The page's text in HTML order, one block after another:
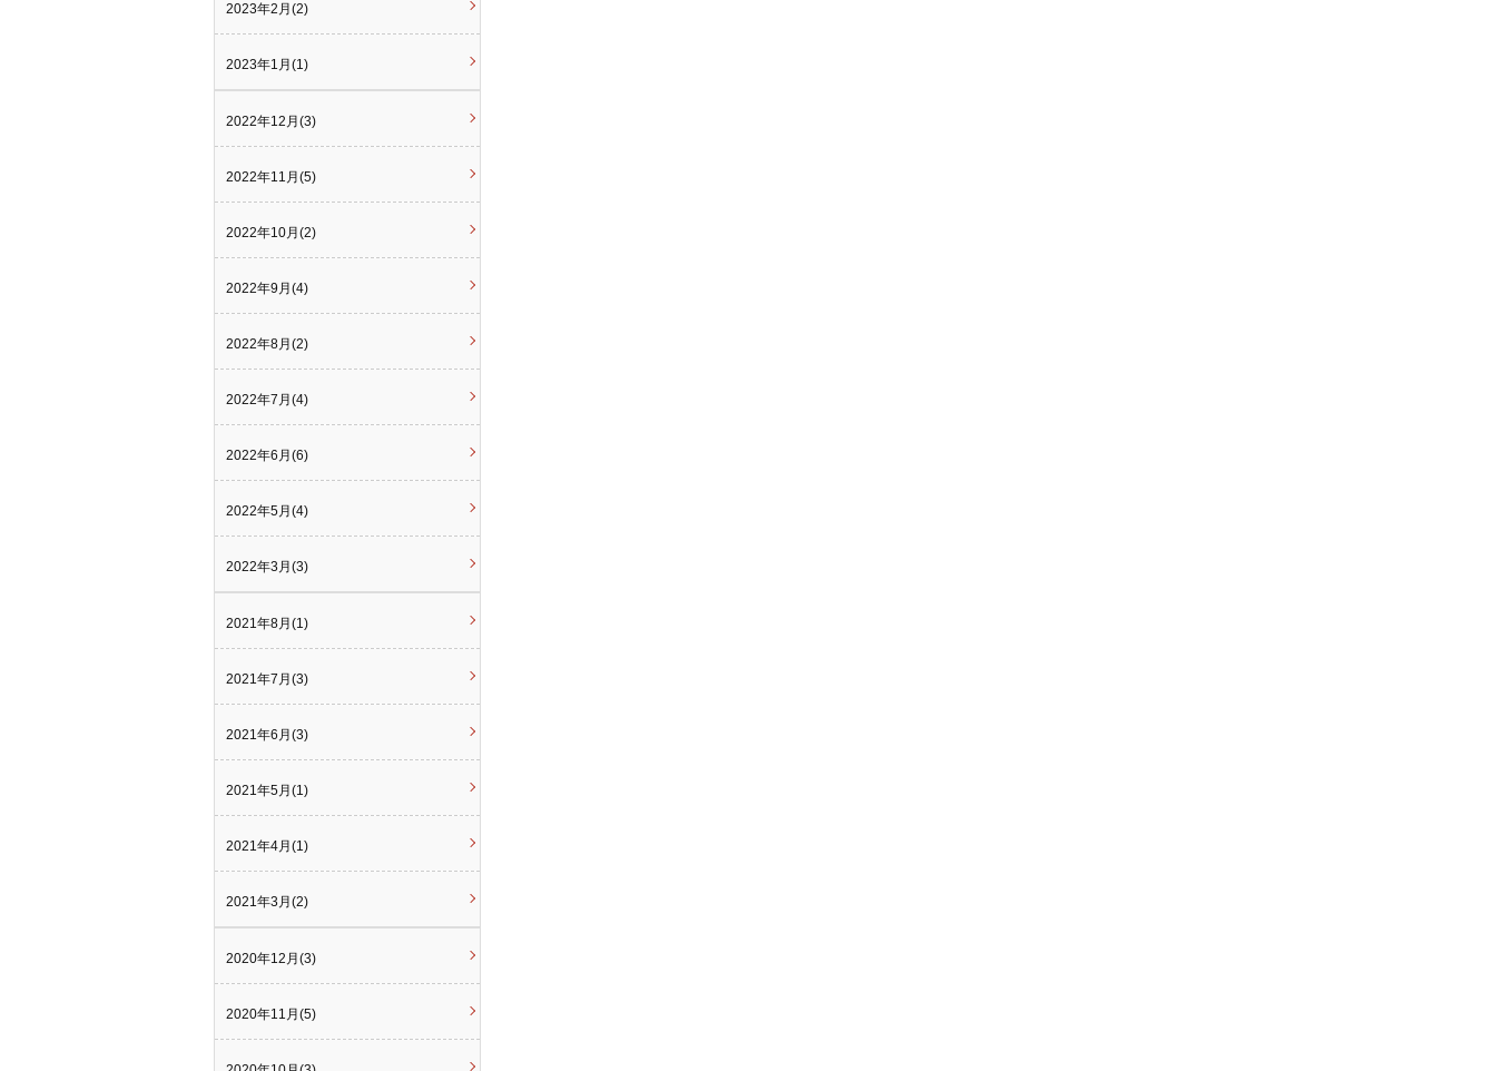
2023年2月(2)
2023年1月(1)
2022年12月(3)
2022年11月(5)
2022年10月(2)
2022年9月(4)
2022年8月(2)
2022年7月(4)
2022年6月(6)
2022年5月(4)
2022年3月(3)
2021年8月(1)
2021年7月(3)
2021年6月(3)
2021年5月(1)
2021年4月(1)
2021年3月(2)
2020年12月(3)
2020年11月(5)